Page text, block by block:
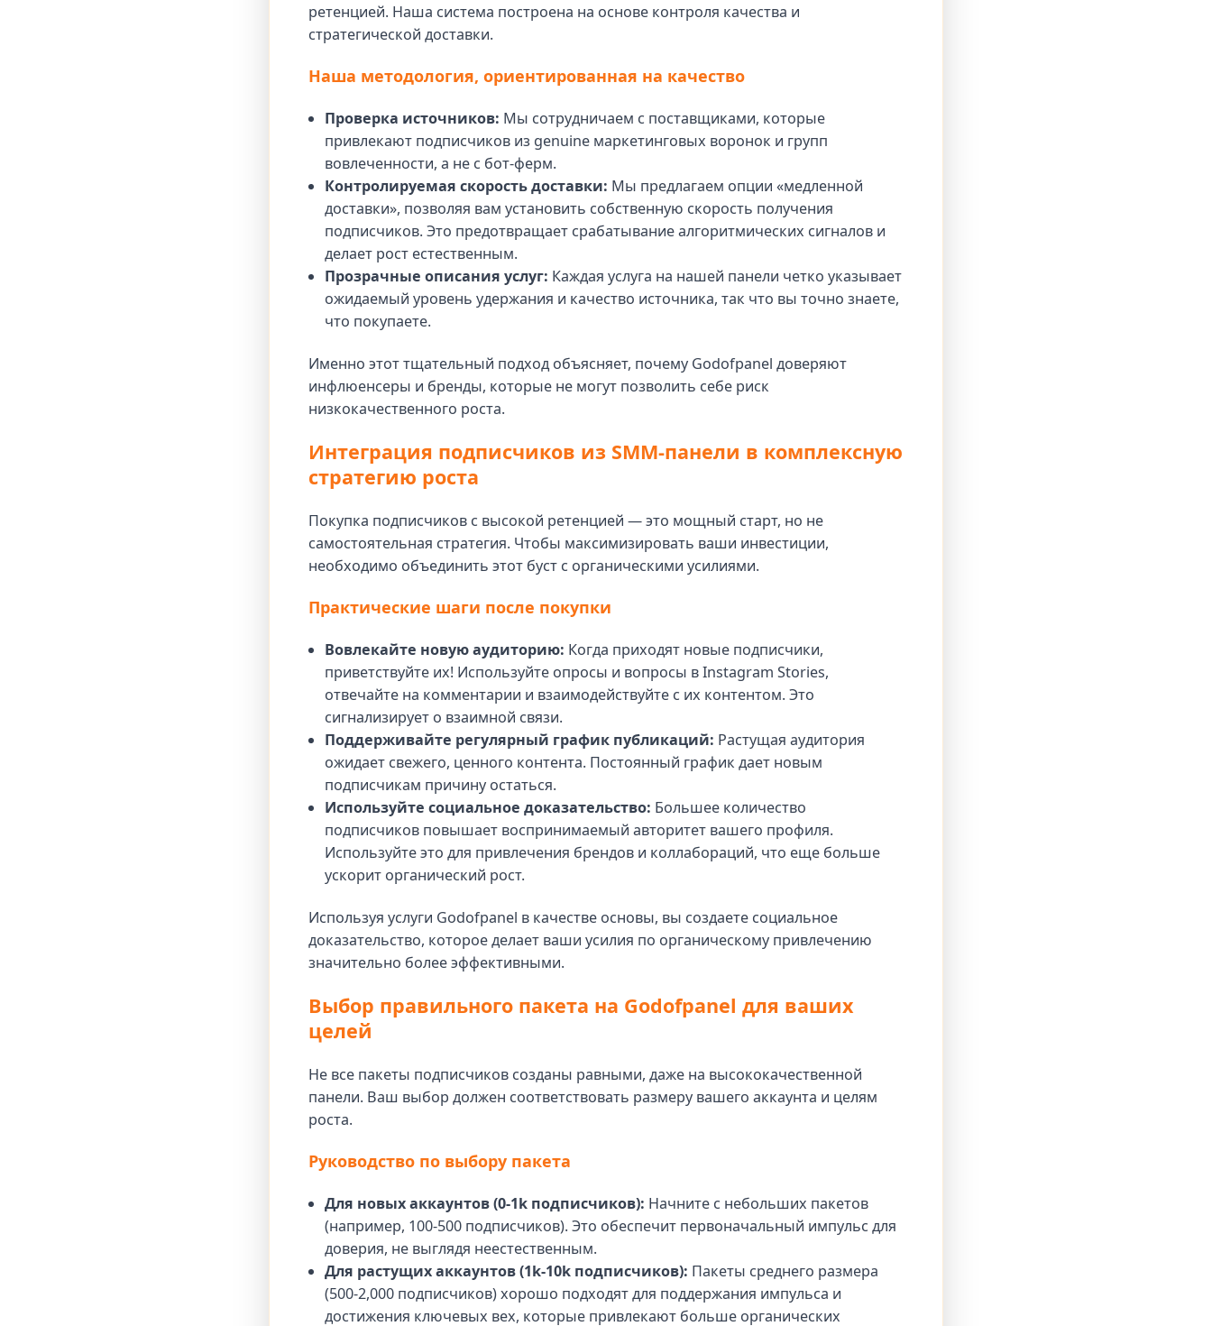
ретенцией. Наша система построена на основе контроля качества и
стратегической доставки.
Наша методология, ориентированная на качество
Проверка источников: Мы сотрудничаем с поставщиками, которые
привлекают подписчиков из genuine маркетинговых воронок и групп
вовлеченности, а не с бот-ферм.
Контролируемая скорость доставки: Мы предлагаем опции «медленной
доставки», позволяя вам установить собственную скорость получения
подписчиков. Это предотвращает срабатывание алгоритмических сигналов и
делает рост естественным.
Прозрачные описания услуг: Каждая услуга на нашей панели четко указывает
ожидаемый уровень удержания и качество источника, так что вы точно знаете,
что покупаете.
Именно этот тщательный подход объясняет, почему Godofpanel доверяют
инфлюенсеры и бренды, которые не могут позволить себе риск
низкокачественного роста.
Интеграция подписчиков из SMM-панели в комплексную
стратегию роста
Покупка подписчиков с высокой ретенцией — это мощный старт, но не
самостоятельная стратегия. Чтобы максимизировать ваши инвестиции,
необходимо объединить этот буст с органическими усилиями.
Практические шаги после покупки
Вовлекайте новую аудиторию: Когда приходят новые подписчики,
приветствуйте их! Используйте опросы и вопросы в Instagram Stories,
отвечайте на комментарии и взаимодействуйте с их контентом. Это
сигнализирует о взаимной связи.
Поддерживайте регулярный график публикаций: Растущая аудитория
ожидает свежего, ценного контента. Постоянный график дает новым
подписчикам причину остаться.
Используйте социальное доказательство: Большее количество
подписчиков повышает воспринимаемый авторитет вашего профиля.
Используйте это для привлечения брендов и коллабораций, что еще больше
ускорит органический рост.
Используя услуги Godofpanel в качестве основы, вы создаете социальное
доказательство, которое делает ваши усилия по органическому привлечению
значительно более эффективными.
Выбор правильного пакета на Godofpanel для ваших
целей
Не все пакеты подписчиков созданы равными, даже на высококачественной
панели. Ваш выбор должен соответствовать размеру вашего аккаунта и целям
роста.
Руководство по выбору пакета
Для новых аккаунтов (0-1k подписчиков): Начните с небольших пакетов
(например, 100-500 подписчиков). Это обеспечит первоначальный импульс для
доверия, не выглядя неестественным.
Для растущих аккаунтов (1k-10k подписчиков): Пакеты среднего размера
(500-2,000 подписчиков) хорошо подходят для поддержания импульса и
достижения ключевых вех, которые привлекают больше органических